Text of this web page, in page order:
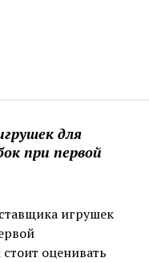
для
при первой
игрушек
оценивать